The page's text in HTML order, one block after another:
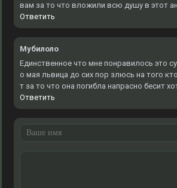
вам за то что вложили всю душу в этот
Ответить
Мубилоло
Единственное что мне понравилось это
о мая львица до сих пор злюсь на того
т за то что она погибла напрасно бесит
Ответить